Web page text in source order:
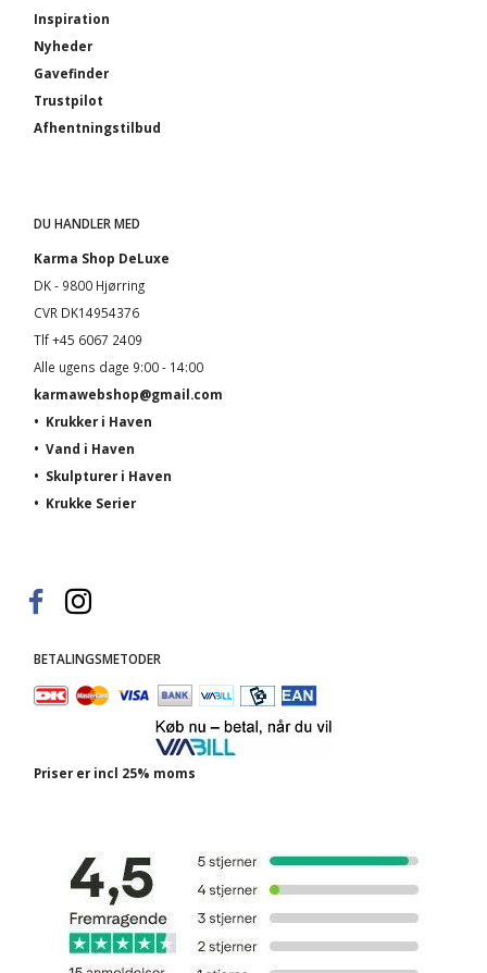
Inspiration
Nyheder
Gavefinder
Trustpilot
Afhentningstilbud
DU HANDLER MED
Karma Shop DeLuxe
DK - 9800 Hjørring
CVR DK14954376
Tlf +45 6067 2409
Alle ugens dage 9:00 - 14:00
karmawebshop@gmail.com
• Krukker i Haven
• Vand i Haven
• Skulpturer i Haven
• Krukke Serier
BETALINGSMETODER
Priser er incl 25% moms